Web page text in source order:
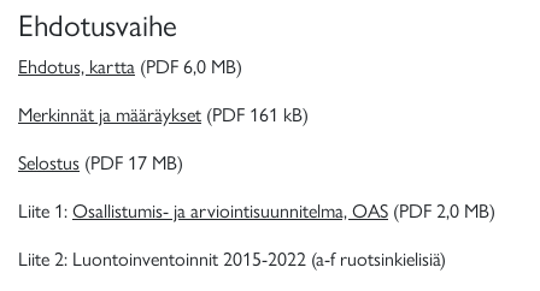
Ehdotusvaihe
Ehdotus, kartta (PDF 6,0 MB)
Merkinnät ja määräykset (PDF 161 kB)
Selostus (PDF 17 MB)
Liite 1:Osallistumis- ja arviointisuunnitelma, OAS (PDF 2,0 MB)
Liite 2: Luontoinventoinnit 2015-2022 (a-f ruotsinkielisiä)